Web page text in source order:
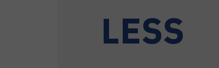
LESS